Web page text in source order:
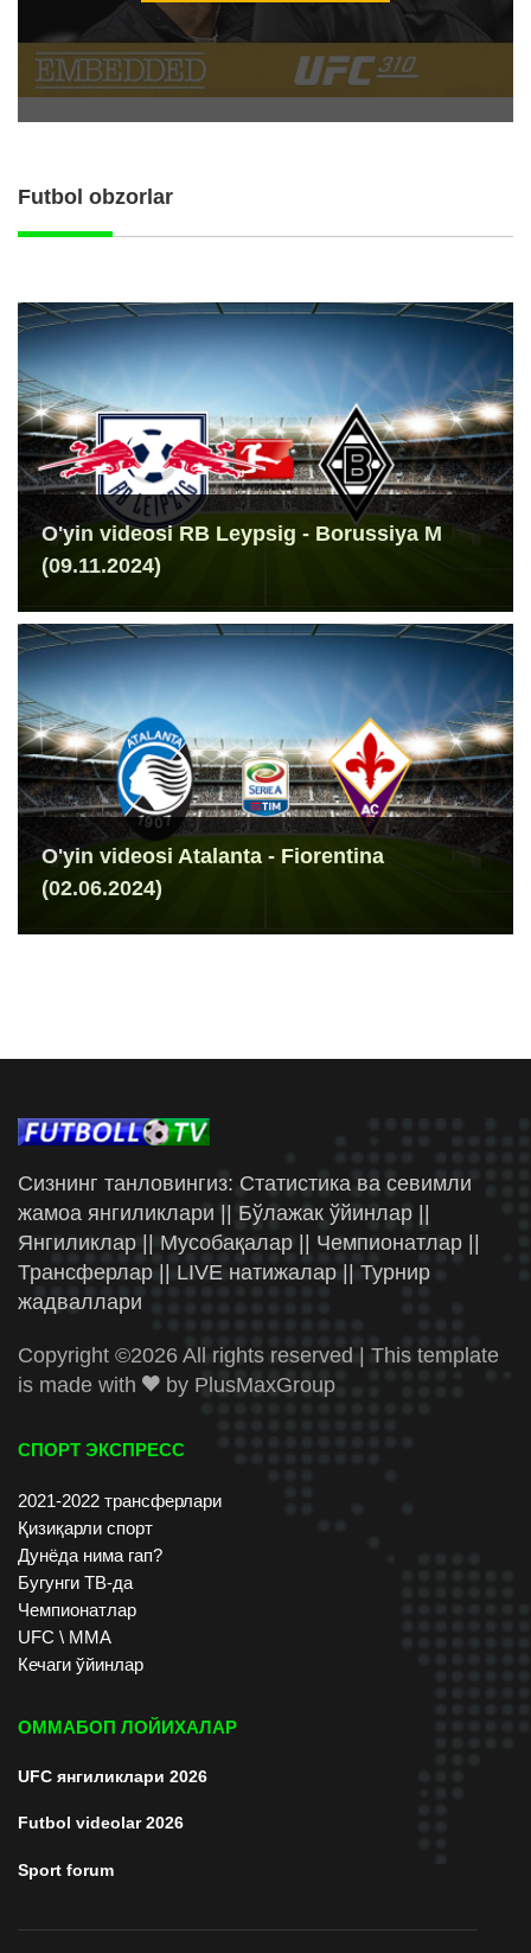
Futbol obzorlar
O'yin videosi RB Leypsig - Borussiya M
(09.11.2024)
O'yin videosi Atalanta - Fiorentina
(02.06.2024)
Сизнинг танловингиз: Статистика ва севимли
жамоа янгиликлари || Бўлажак ўйинлар ||
Янгиликлар || Мусобақалар || Чемпионатлар ||
Трансферлар || LIVE натижалар || Турнир
жадваллари
Copyright ©2026 All rights reserved | This template
is made with
by PlusMaxGroup
СПОРТ ЭКСПРЕСС
2021-2022 трансферлари
Қизиқарли спорт
Дунёда нима гап?
Бугунги ТВ-да
Чемпионатлар
UFC \ ММА
Кечаги ўйинлар
ОММАБОП ЛОЙИХАЛАР
UFC янгиликлари 2026
Futbol videolar 2026
Sport forum